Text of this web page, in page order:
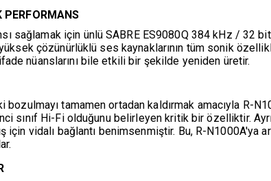
PERFORMANS
sağlamak için ünlü SABRE ES9080Q 384 kHz / 32
çözünürlüklü ses kaynaklarının tüm sonik
nüanslarını bile etkili bir şekilde yeniden üretir.
bozulmayı tamamen ortadan kaldırmak amacıyla R-
sınıf Hi-Fi olduğunu belirleyen kritik bir özelliktir.
için vidalı bağlantı benimsenmiştir. Bu, R-